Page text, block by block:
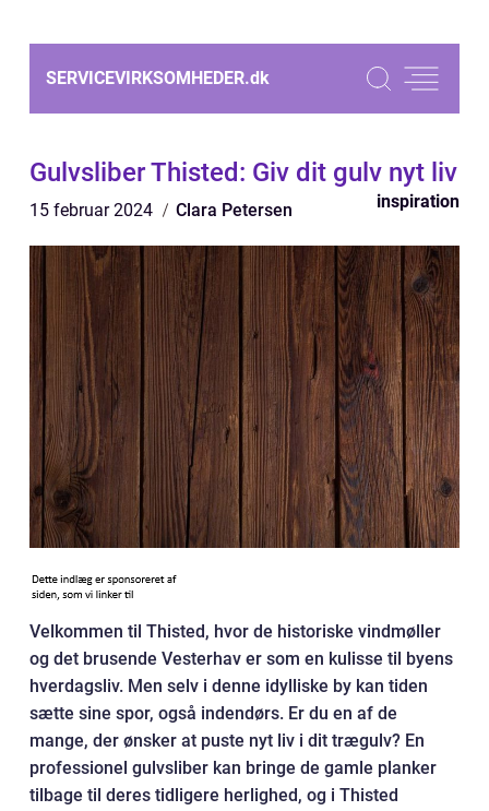
SERVICEVIRKSOMHEDER.dk
Gulvsliber Thisted: Giv dit gulv nyt liv
15 februar 2024 Clara Petersen inspiration
Velkommen til Thisted, hvor de historiske vindmøller
og det brusende Vesterhav er som en kulisse til byens
hverdagsliv. Men selv i denne idylliske by kan tiden
sætte sine spor, også indendørs. Er du en af de
mange, der ønsker at puste nyt liv i dit trægulv? En
professionel gulvsliber kan bringe de gamle planker
tilbage til deres tidligere herlighed, og i Thisted